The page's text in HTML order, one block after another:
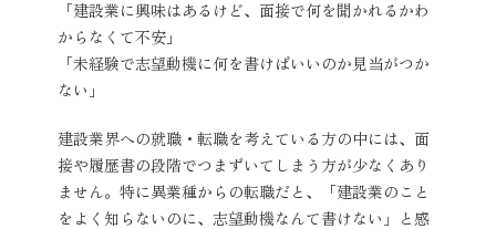
「建設業に興味はあるけど、面接で何を聞かれるかわ
からなくて不安」
「未経験で志望動機に何を書けばいいのか見当がつか
ない」
建設業界への就職・転職を考えている方の中には、面
接や履歴書の段階でつまずいてしまう方が少なくあり
ません。特に異業種からの転職だと、「建設業のこと
をよく知らないのに、志望動機なんて書けない」と感